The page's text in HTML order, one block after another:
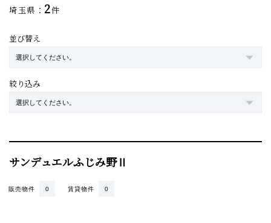
埼玉県： 2件
並び替え
絞り込み
サンデュエルふじみ野Ⅱ
賃貸物件 0
販売物件 0